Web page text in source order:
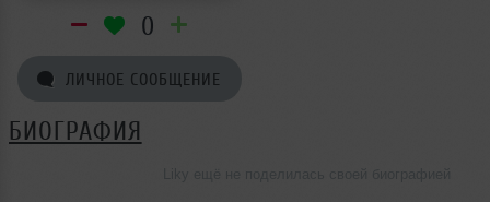
0
ЛИЧНОЕ СООБЩЕНИЕ
БИОГРАФИЯ